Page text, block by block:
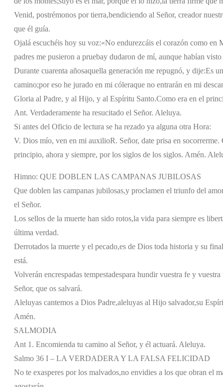
Venid, postrémonos por tierra,bendiciendo al Señor, creador
que él guía.
Ojalá escuchéis hoy su voz:«No endurezcáis el corazón como en
padres me pusieron a pruebay dudaron de mí, aunque habían visto
Durante cuarenta añosaquella generación me repugnó, y dije:Es
camino;por eso he jurado en mi cóleraque no entrarán en mi
Gloria al Padre, y al Hijo, y al Espíritu Santo.Como era en el
Ant. Verdaderamente ha resucitado el Señor. Aleluya.
Si antes del Oficio de lectura se ha rezado ya alguna otra Hora:
V. Dios mío, ven en mi auxilioR. Señor, date prisa en
principio, ahora y siempre, por los siglos de los siglos. Amén.
Himno: QUE DOBLEN LAS CAMPANAS JUBILOSAS
Que doblen las campanas jubilosas,y proclamen el triunfo del
el Señor.
Los sellos de la muerte han sido rotos,la vida para siempre es
última verdad.
Derrotados la muerte y el pecado,es de Dios toda historia y su
está.
Volverán encrespadas tempestadespara hundir vuestra fe y vuestra
Señor, que os salvará.
Aleluyas cantemos a Dios Padre,aleluyas al Hijo salvador,su
Amén.
SALMODIA
Ant 1. Encomienda tu camino al Señor, y él actuará. Aleluya.
Salmo 36 I – LA VERDADERA Y LA FALSA FELICIDAD
No te exasperes por los malvados,no envidies a los que obran el